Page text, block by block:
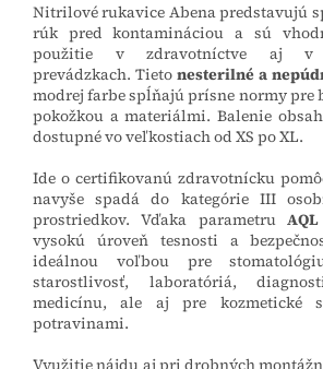
Nitrilové rukavice Abena predstavujú
rúk pred kontamináciou a sú
použitie v zdravotníctve aj v
prevádzkach. Tieto nesterilné a
modrej farbe spĺňajú prísne normy pre
pokožkou a materiálmi. Balenie
dostupné vo veľkostiach od XS po XL.
Ide o certifikovanú zdravotnícku
navyše spadá do kategórie III
prostriedkov. Vďaka parametru
vysokú úroveň tesnosti a
ideálnou voľbou pre
starostlivosť, laboratóriá,
medicínu, ale aj pre kozmetické
potravinami.